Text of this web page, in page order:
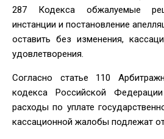
287 Кодекса обжалуемые
инстанции и постановление
оставить без изменения,
удовлетворения.
Согласно статье 110
кодекса Российской
расходы по уплате
кассационной жалобы подлежат